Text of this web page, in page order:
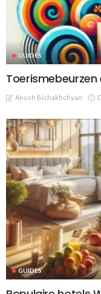
GUIDES
Toerismebeurzen
Anush Bichakhchyan
GUIDES